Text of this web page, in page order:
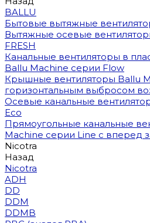
BALLU
Бытовые вытяжные
Вытяжные осевые
FRESH
Канальные вентиляторы в
Ballu Machine серии Flow
Крышные вентиляторы Ballu
горизонтальным выбросом
Осевые канальные
Eco
Прямоугольные канальные
Machine серии Line с вперед
Nicotra
Назад
Nicotra
ADH
DD
DDM
DDMB